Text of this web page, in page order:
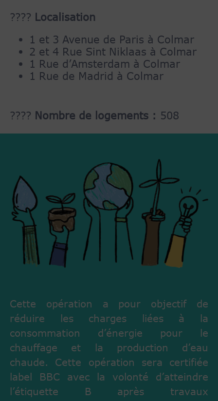
???? Localisation
1 et 3 Avenue de Paris à Colmar
2 et 4 Rue Sint Niklaas à Colmar
1 Rue d’Amsterdam à Colmar
1 Rue de Madrid à Colmar
???? Nombre de logements : 508
Cette opération a pour objectif de
réduire les charges liées à la
consommation d’énergie pour le
chauffage et la production d’eau
chaude. Cette opération sera certifiée
label BBC avec la volonté d’atteindre
l’étiquette B après travaux